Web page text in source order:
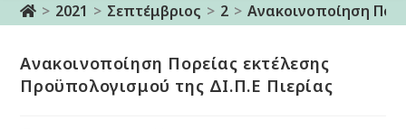
> 2021 > Σεπτέμβριος > 2 > Ανακοινοποίηση
Ανακοινοποίηση Πορείας εκτέλεσης
Προϋπολογισμού της ΔΙ.Π.Ε Πιερίας